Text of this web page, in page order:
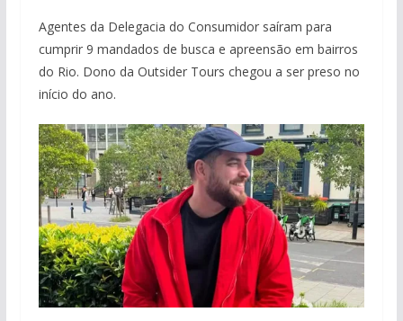
Agentes da Delegacia do Consumidor saíram para
cumprir 9 mandados de busca e apreensão em bairros
do Rio. Dono da Outsider Tours chegou a ser preso no
início do ano.